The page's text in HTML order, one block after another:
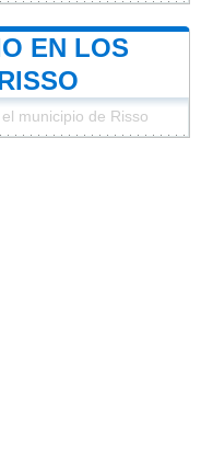
EN LOS
municipio de Risso